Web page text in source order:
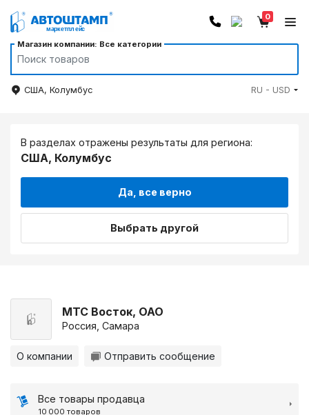
Магазин компании: Все категории
0
США, Колумбус RU - USD
В разделах отражены результаты для региона:
США, Колумбус
Да, все верно
Выбрать другой
МТС Восток, ОАО
Россия, Самара
О компании Отправить сообщение
Все товары продавца
10 000 товаров